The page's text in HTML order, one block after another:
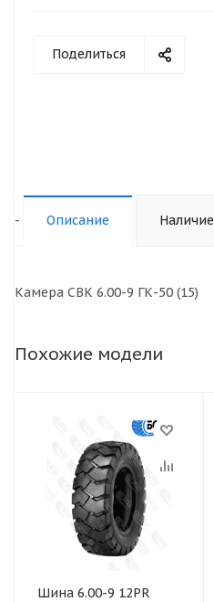
Поделиться
- Описание Наличие
Камера СВК 6.00-9 ГК-50 (15)
Похожие модели
Шина 6.00-9 12PR